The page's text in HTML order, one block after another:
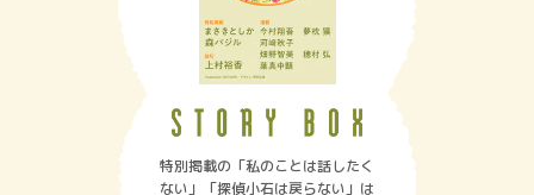
特別掲載の「私のことは話したく
ない」「探偵小石は戻らない」は